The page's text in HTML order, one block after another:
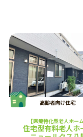
高齢者向け住宅
【医療特化型老人ホーム
住宅型有料老人ホ